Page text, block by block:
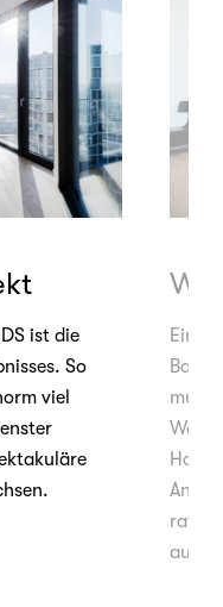
ist die
So
viel
Ein
Bad